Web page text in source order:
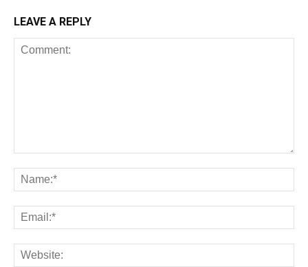
LEAVE A REPLY